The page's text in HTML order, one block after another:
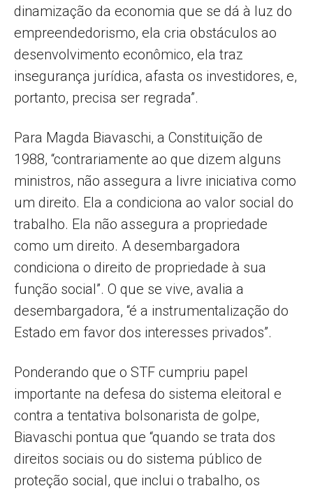
dinamização da economia que se dá à luz do
empreendedorismo, ela cria obstáculos ao
desenvolvimento econômico, ela traz
insegurança jurídica, afasta os investidores, e,
portanto, precisa ser regrada”.
Para Magda Biavaschi, a Constituição de
1988, “contrariamente ao que dizem alguns
ministros, não assegura a livre iniciativa como
um direito. Ela a condiciona ao valor social do
trabalho. Ela não assegura a propriedade
como um direito. A desembargadora
condiciona o direito de propriedade à sua
função social”. O que se vive, avalia a
desembargadora, “é a instrumentalização do
Estado em favor dos interesses privados”.
Ponderando que o STF cumpriu papel
importante na defesa do sistema eleitoral e
contra a tentativa bolsonarista de golpe,
Biavaschi pontua que “quando se trata dos
direitos sociais ou do sistema público de
proteção social, que inclui o trabalho, os